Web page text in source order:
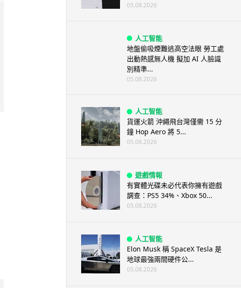
05.08.2026
人工智能
地盤偷吸煙難逃高空法眼 勞工處
出動熱感無人機 擬加 AI 人臉識
別精準...
05.08.2026
人工智能
貨運火箭 沖繩飛台灣僅需 15 分
鐘 Hop Aero 將 5...
05.08.2026
遊戲情報
有實體光碟未必代表你擁有遊戲
調查：PS5 34%、Xbox 50...
05.08.2026
人工智能
Elon Musk 稱 SpaceX Tesla 是
地球最強兩間硬件公...
05.08.2026